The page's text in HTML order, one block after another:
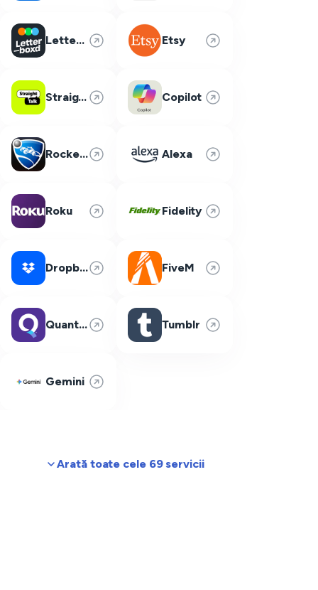
Letterboxd Etsy
Straight Talk Copilot
Rocket League Alexa
Roku Fidelity
Dropbox FiveM
Quantum Fiber Tumblr
Gemini
Arată toate cele 69 servicii